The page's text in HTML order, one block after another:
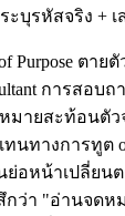
ระบุรหัสจริง +
Purpose ตาย
การสอบถ
มายสะท้อนตั
ทางการทูต of
ย่อหน้าเปลี่ยน
กว่า "อ่านจด